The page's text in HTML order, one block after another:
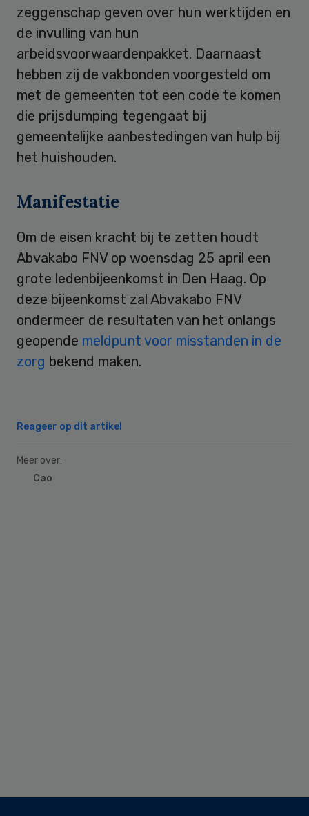
zeggenschap geven over hun werktijden en
de invulling van hun
arbeidsvoorwaardenpakket. Daarnaast
hebben zij de vakbonden voorgesteld om
met de gemeenten tot een code te komen
die prijsdumping tegengaat bij
gemeentelijke aanbestedingen van hulp bij
het huishouden.
Manifestatie
Om de eisen kracht bij te zetten houdt
Abvakabo FNV op woensdag 25 april een
grote ledenbijeenkomst in Den Haag. Op
deze bijeenkomst zal Abvakabo FNV
ondermeer de resultaten van het onlangs
geopende meldpunt voor misstanden in de
zorg bekend maken.
Reageer op dit artikel
Meer over:
Cao